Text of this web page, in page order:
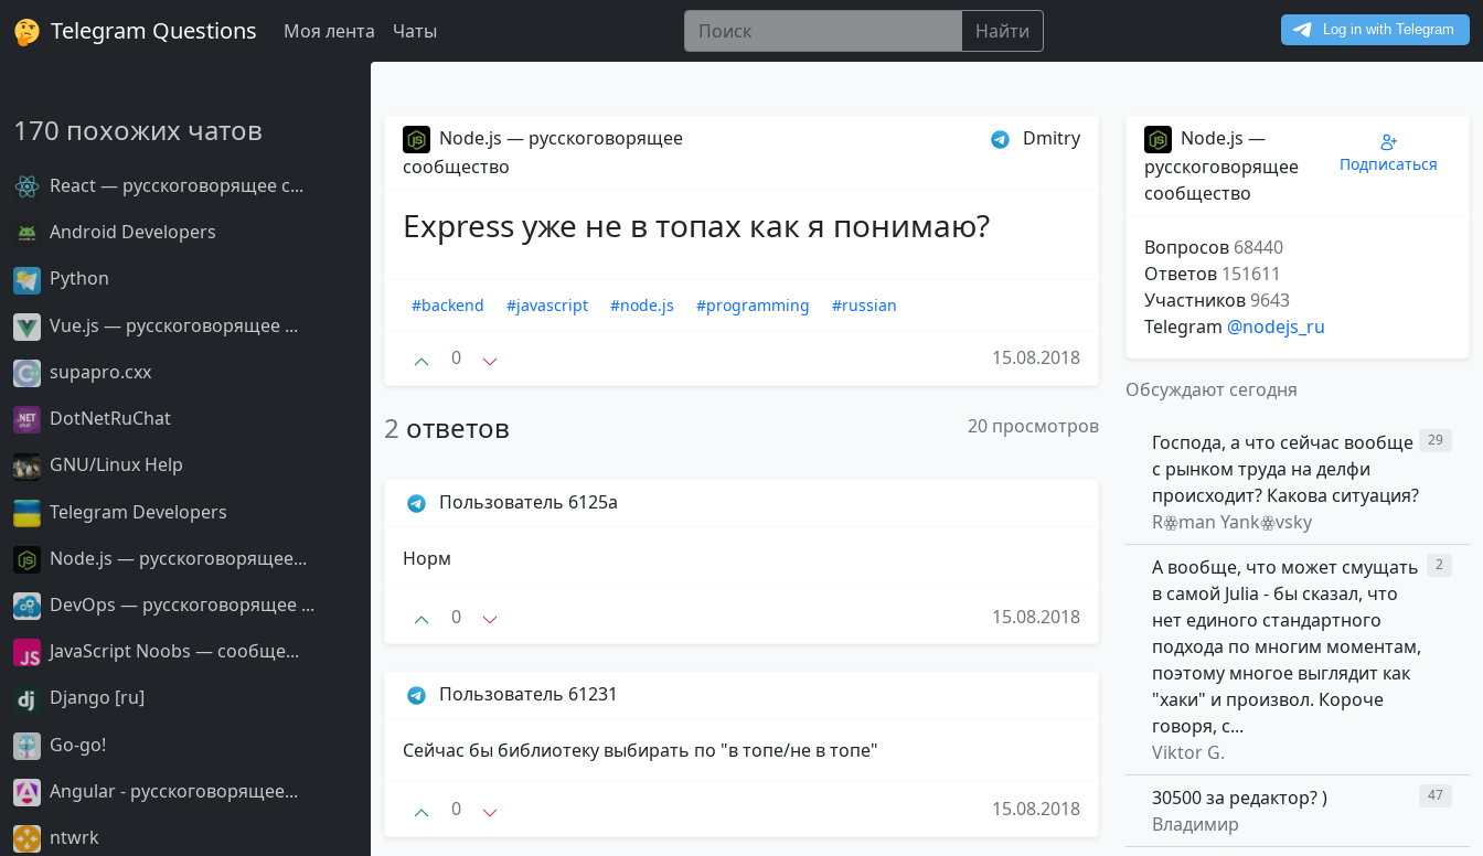
Telegram Questions Моя лента Чаты Найти
170 похожих чатов
React — русскоговорящее с...
Android Developers
Python
Vue.js — русскоговорящее ...
supapro.cxx
DotNetRuChat
GNU/Linux Help
Telegram Developers
Node.js — русскоговорящее...
DevOps — русскоговорящее ...
JavaScript Noobs — сообще...
Django [ru]
Go-go!
Angular - русскоговорящее...
ntwrk
Node.js — русскоговорящее
сообщество
Dmitry
Express уже не в топах как я понимаю?
#backend #javascript #node.js #programming #russian
0 15.08.2018
2 ответов 20 просмотров
Пользователь 6125a
Норм
0 15.08.2018
Пользователь 61231
Сейчас бы библиотеку выбирать по "в топе/не в топе"
0 15.08.2018
Node.js —
русскоговорящее
сообщество
Подписаться
Вопросов 68440
Ответов 151611
Участников9643
Telegram @nodejs_ru
Обсуждают сегодня
Господа, а что сейчас вообще
с рынком труда на делфи
происходит? Какова ситуация?
Rꙮman Yankꙮvsky
29
А вообще, что может смущать
в самой Julia - бы сказал, что
нет единого стандартного
подхода по многим моментам,
поэтому многое выглядит как
"хаки" и произвол. Короче
говоря, с...
Viktor G.
2
30500 за редактор? )
Владимир
47